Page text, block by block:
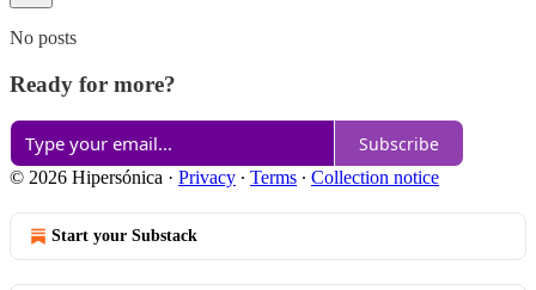
No posts
Ready for more?
Subscribe
© 2026 Hipersónica · Privacy ∙ Terms ∙ Collection notice
Start your Substack